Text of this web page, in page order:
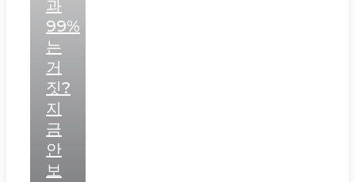
과
99%
는
거
짓?
지
금
안
보